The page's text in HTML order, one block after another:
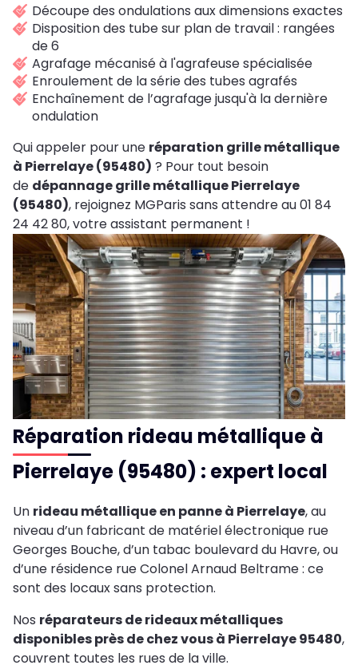
Découpe des ondulations aux dimensions exactes
Disposition des tube sur plan de travail : rangées
de 6
Agrafage mécanisé à l'agrafeuse spécialisée
Enroulement de la série des tubes agrafés
Enchaînement de l’agrafage jusqu'à la dernière
ondulation
Qui appeler pour une réparation grille métallique
à Pierrelaye (95480) ? Pour tout besoin
de dépannage grille métallique Pierrelaye
(95480), rejoignez MGParis sans attendre au 01 84
24 42 80, votre assistant permanent !
Réparation rideau métallique à
Pierrelaye (95480) : expert local
Un rideau métallique en panne à Pierrelaye, au
niveau d’un fabricant de matériel électronique rue
Georges Bouche, d’un tabac boulevard du Havre, ou
d’une résidence rue Colonel Arnaud Beltrame : ce
sont des locaux sans protection.
Nos réparateurs de rideaux métalliques
disponibles près de chez vous à Pierrelaye 95480,
couvrent toutes les rues de la ville.